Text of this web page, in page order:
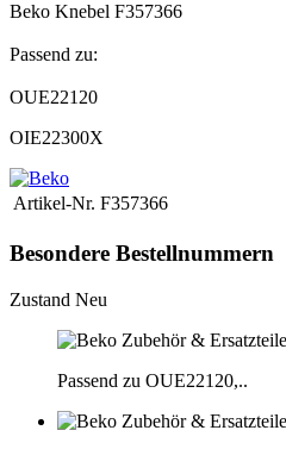
Beko Knebel F357366
Passend zu:
OUE22120
OIE22300X
Artikel-Nr. F357366
Besondere Bestellnummern
Zustand Neu
Passend zu OUE22120,..